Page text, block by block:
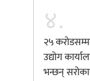
४.
२५
उद्योग
भन्छन्